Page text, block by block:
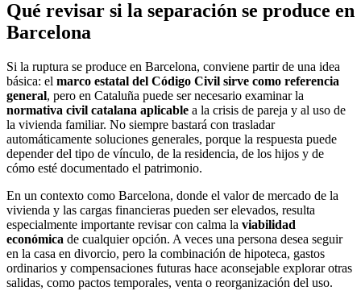
Qué revisar si la separación se produce en
Barcelona
Si la ruptura se produce en Barcelona, conviene partir de una idea
básica: el marco estatal del Código Civil sirve como referencia
general, pero en Cataluña puede ser necesario examinar la
normativa civil catalana aplicable a la crisis de pareja y al uso de
la vivienda familiar. No siempre bastará con trasladar
automáticamente soluciones generales, porque la respuesta puede
depender del tipo de vínculo, de la residencia, de los hijos y de
cómo esté documentado el patrimonio.
En un contexto como Barcelona, donde el valor de mercado de la
vivienda y las cargas financieras pueden ser elevados, resulta
especialmente importante revisar con calma la viabilidad
económica de cualquier opción. A veces una persona desea seguir
en la casa en divorcio, pero la combinación de hipoteca, gastos
ordinarios y compensaciones futuras hace aconsejable explorar otras
salidas, como pactos temporales, venta o reorganización del uso.